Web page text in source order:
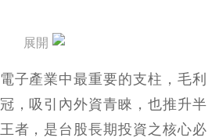
展開
子產業中最重要的支柱，毛利
，吸引內外資青睞，也推升半
者，是台股長期投資之核心必